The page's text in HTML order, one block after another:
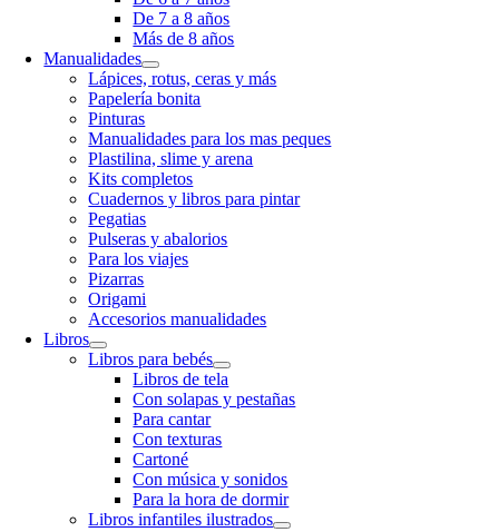
De 7 a 8 años
Más de 8 años
Manualidades
Lápices, rotus, ceras y más
Papelería bonita
Pinturas
Manualidades para los mas peques
Plastilina, slime y arena
Kits completos
Cuadernos y libros para pintar
Pegatias
Pulseras y abalorios
Para los viajes
Pizarras
Origami
Accesorios manualidades
Libros
Libros para bebés
Libros de tela
Con solapas y pestañas
Para cantar
Con texturas
Cartoné
Con música y sonidos
Para la hora de dormir
Libros infantiles ilustrados